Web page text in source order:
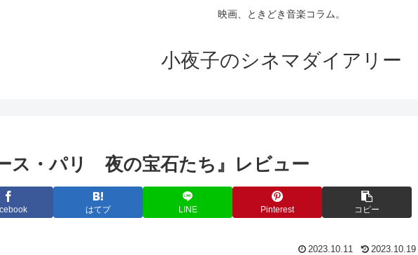
映画、ときどき音楽コラム。
小夜子のシネマダイアリー
ス・パリ 夜の宝石たち』レビュー
はてブ LINE Pinterest コピー
2023.10.11 2023.10.19